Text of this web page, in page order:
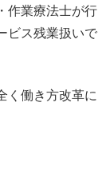
作業療法士が行
ビス残業扱いで
く働き方改革に